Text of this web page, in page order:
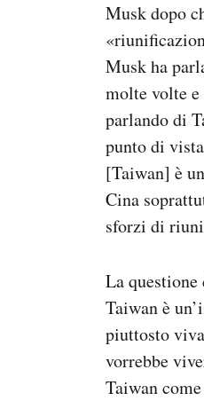
Musk dopo
Musk ha
molte volte
parlando di
punto di
[Taiwan] è
Cina
sforzi di
La
Taiwan è
piuttosto
vorrebbe
Taiwan